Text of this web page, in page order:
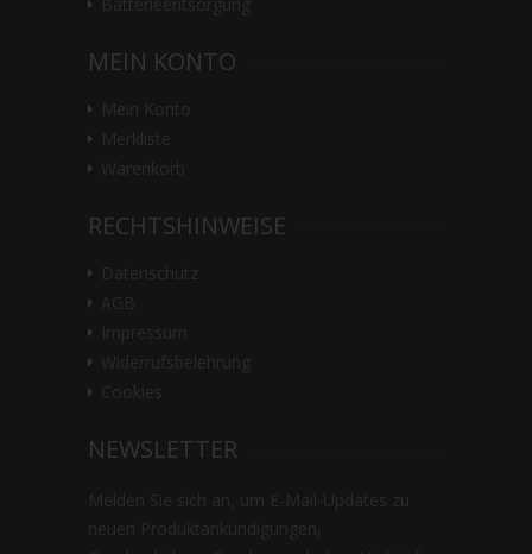
MEIN KONTO
RECHTSHINWEISE
NEWSLETTER